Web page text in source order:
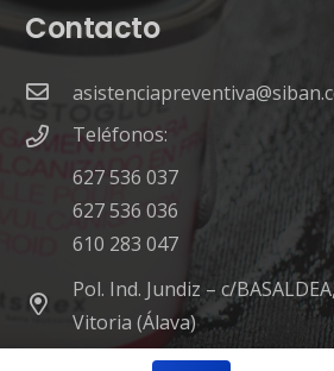
Contacto
Teléfonos:
627 536 037
627 536 036
610 283 047
Pol. Ind. Jundiz – c/
Vitoria (Álava)